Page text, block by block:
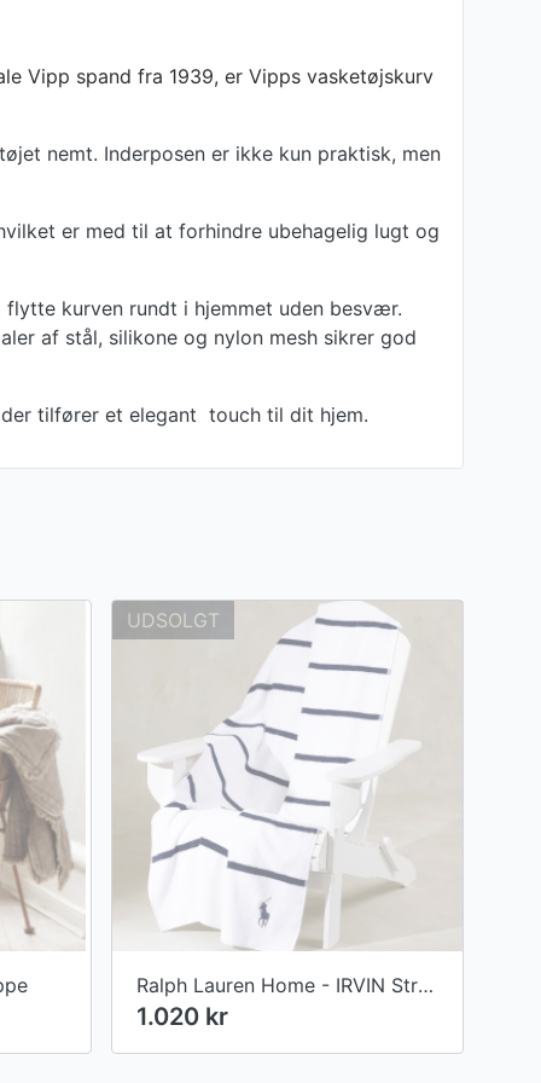
Vipp spand fra 1939, er Vipps vasketøjskurv
nemt. Inderposen er ikke kun praktisk, men
er med til at forhindre ubehagelig lugt og
kurven rundt i hjemmet uden besvær.
af stål, silikone og nylon mesh sikrer god
tilfører et elegant touch til dit hjem.
UDSOLGT
Ralph Lauren Home - IRVIN Strandhåndklæde
1.020 kr